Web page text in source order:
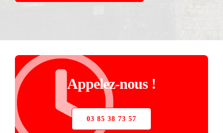
STORE
PIÈCES DÉTACHÉES
Appelez-nous !
03 85 38 73 57